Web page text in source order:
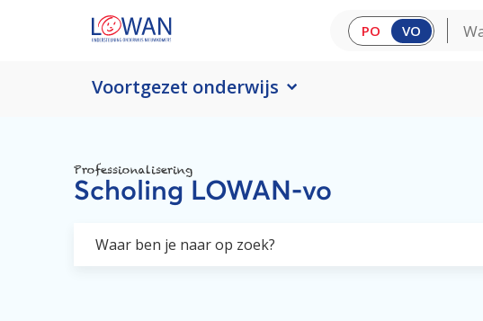
PO VO
Voortgezet onderwijs
Professionalisering
Scholing LOWAN-vo